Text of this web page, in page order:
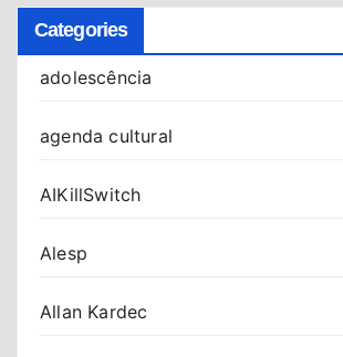
Categories
adolescência
agenda cultural
AIKillSwitch
Alesp
Allan Kardec